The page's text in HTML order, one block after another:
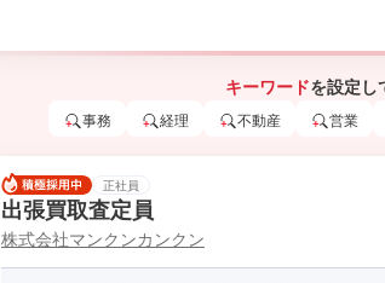
キーワードを設定し
事務 経理 不動産 営業
正社員
出張買取査定員
株式会社マンクンカンクン